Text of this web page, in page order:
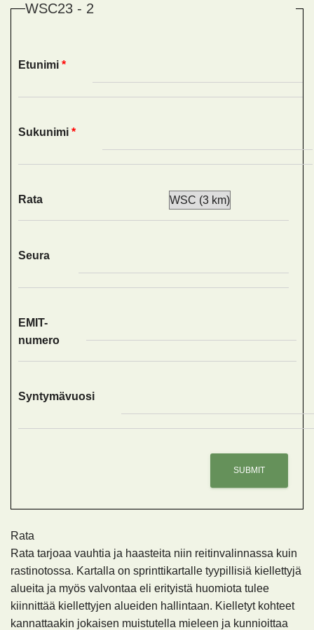
WSC23 - 2
Etunimi *
Sukunimi *
Rata
Seura
EMIT-
numero
Syntymävuosi
Rata
Rata tarjoaa vauhtia ja haasteita niin reitinvalinnassa kuin
rastinotossa. Kartalla on sprinttikartalle tyypillisiä kiellettyjä
alueita ja myös valvontaa eli erityistä huomiota tulee
kiinnittää kiellettyjen alueiden hallintaan. Kielletyt kohteet
kannattaakin jokaisen muistutella mieleen ja kunnioittaa